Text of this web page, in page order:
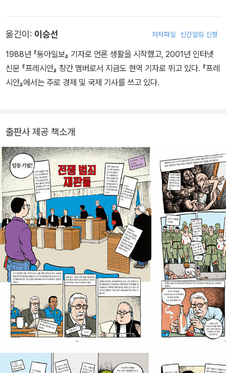
옮긴이: 이승선 저자파일 신간알림 신청
1988년 『동아일보』 기자로 언론 생활을 시작했고, 2001년 인터넷
신문 『프레시안』 창간 멤버로서 지금도 현역 기자로 뛰고 있다. 『프레
시안』에서는 주로 경제 및 국제 기사를 쓰고 있다.
출판사 제공 책소개